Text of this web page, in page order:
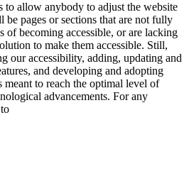
to allow anybody to adjust the website
be pages or sections that are not fully
of becoming accessible, or are lacking
to make them accessible. Still,
our accessibility, adding, updating and
and developing and adopting
to reach the optimal level of
advancements. For any